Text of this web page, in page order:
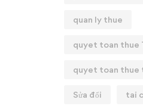
quan ly thue
quyet toan thue
quyet toan thue
Sửa đổi tai